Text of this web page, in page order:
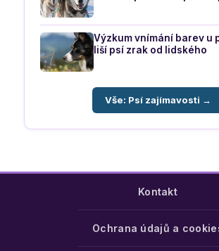
Výzkum vnímání barev u
liší psí zrak od lidského
Vše: Psí zajímavosti →
Kontakt
Ochrana údajů a